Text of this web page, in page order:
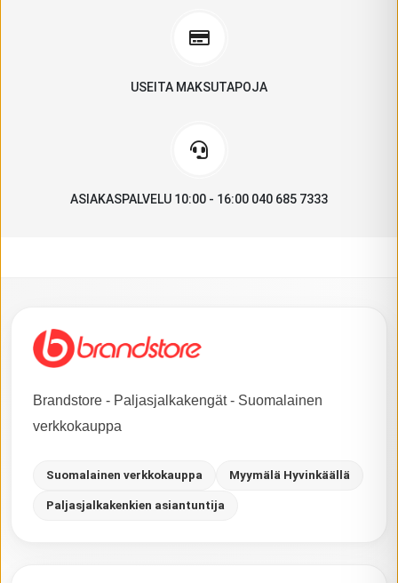
USEITA MAKSUTAPOJA
ASIAKASPALVELU 10:00 - 16:00 040 685 7333
Brandstore - Paljasjalkakengät - Suomalainen
verkkokauppa
Suomalainen verkkokauppa Myymälä Hyvinkäällä
Paljasjalkakenkien asiantuntija